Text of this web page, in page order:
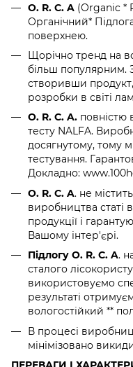
O. R. C. A (Organic *
Органічний*
поверхнею.
Щорічно тренд на
більш популярним.
створивши
розробки в світі
O. R. C. A. повністю
тесту NALFA.
досягнутому, тому
тестування.
Докладно:
O. R. C. A. не
виробництва статі
продукції і
Вашому інтер'єрі.
Підлогу O. R. C. A.
сталого
використовуємо
результаті
вологостійкий **
В процесі
мінімізовано